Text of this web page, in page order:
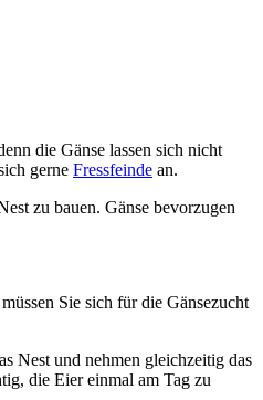
die Gänse lassen sich nicht
gerne Fressfeinde an.
zu bauen. Gänse bevorzugen
Sie sich für die Gänsezucht
Nest und nehmen gleichzeitig das
die Eier einmal am Tag zu